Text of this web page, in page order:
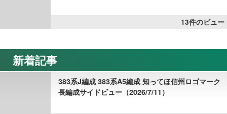
13件のビュー
新着記事
383系J編成 383系A5編成 知ってほ信州ロゴマーク
長編成サイドビュー（2026/7/11）